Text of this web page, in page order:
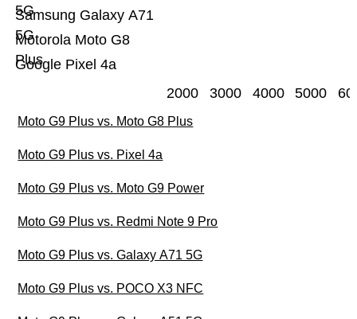
Google Pixel 4a
Motorola Moto G8
Plus
Samsung Galaxy A71
5G
5G
2000 3000 4000 5000
Moto G9 Plus vs. Moto G8 Plus
Moto G9 Plus vs. Pixel 4a
Moto G9 Plus vs. Moto G9 Power
Moto G9 Plus vs. Redmi Note 9 Pro
Moto G9 Plus vs. Galaxy A71 5G
Moto G9 Plus vs. POCO X3 NFC